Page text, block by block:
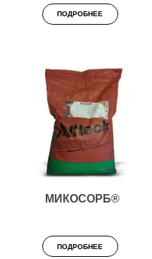
ПОДРОБНЕЕ
МИКОСОРБ®
ПОДРОБНЕЕ